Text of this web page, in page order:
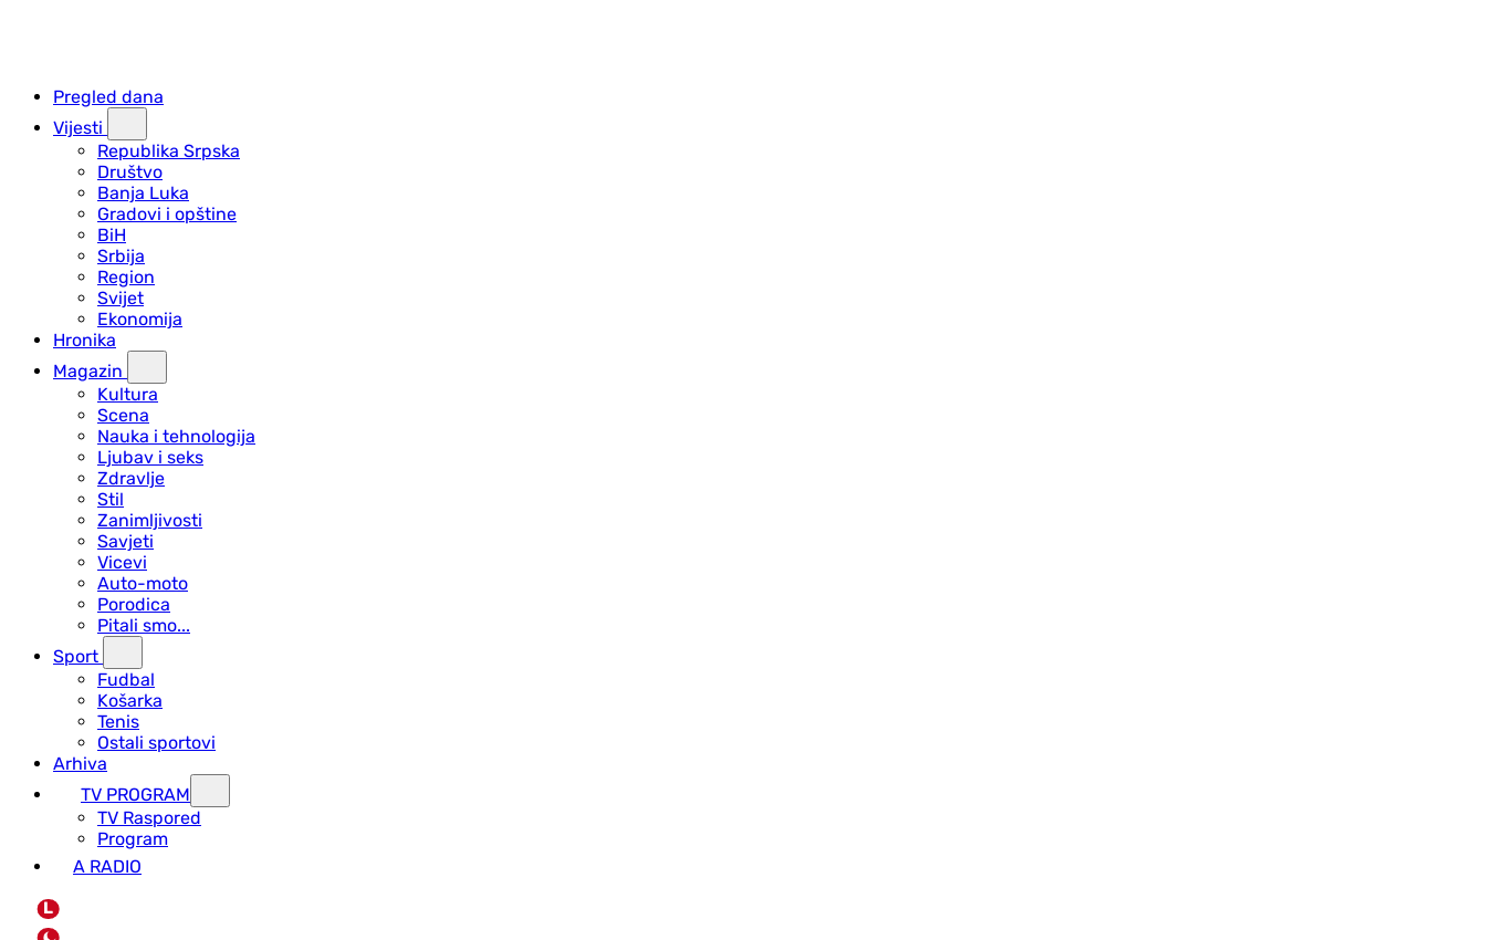
Pregled dana
Vijesti
Republika Srpska
Društvo
Banja Luka
Gradovi i opštine
BiH
Srbija
Region
Svijet
Ekonomija
Hronika
Magazin
Kultura
Scena
Nauka i tehnologija
Ljubav i seks
Zdravlje
Stil
Zanimljivosti
Savjeti
Vicevi
Auto-moto
Porodica
Pitali smo...
Sport
Fudbal
Košarka
Tenis
Ostali sportovi
Arhiva
TV PROGRAM
ТV Raspored
Program
A RADIO
L